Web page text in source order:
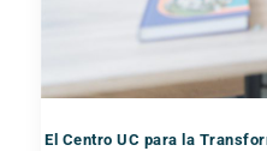
El Centro UC para la